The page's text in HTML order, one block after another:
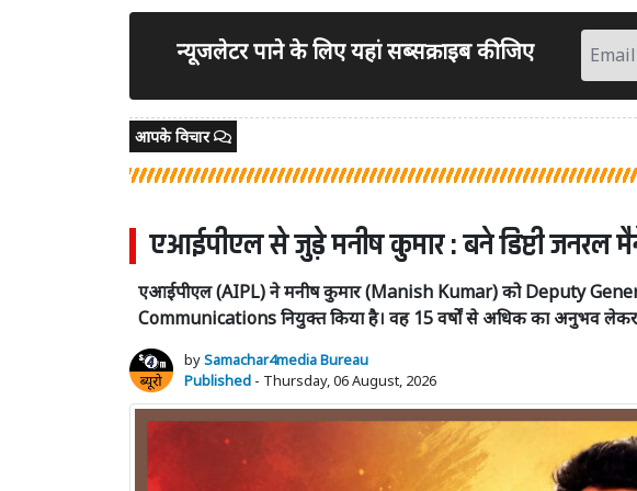
न्यूजलेटर पाने के लिए यहां सब्सक्राइब कीजिए
आपके विचार
एआईपीएल से जुड़े मनीष कुमार : बने डिप्टी जनरल
एआईपीएल (AIPL) ने मनीष कुमार (Manish Kumar) को Deputy
Communications नियुक्त किया है। वह 15 वर्षों से अधिक का अनुभव
bySamachar4media Bureau
Published - Thursday, 06 August, 2026